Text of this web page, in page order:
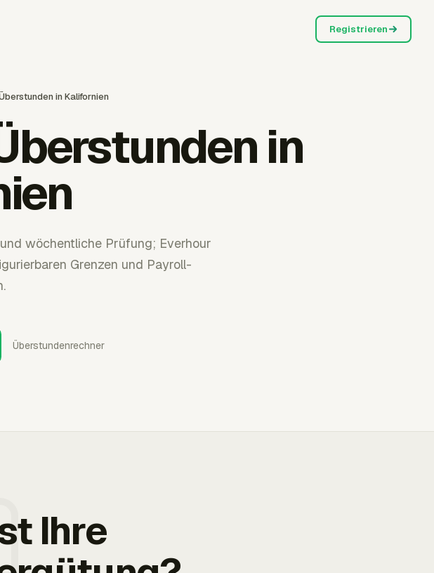
Registrieren
in Kalifornien
in
wöchentliche Prüfung; Everhour
Grenzen und Payroll-
Überstundenrechner
Ihre